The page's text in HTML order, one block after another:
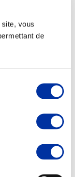
vous
de
et durable